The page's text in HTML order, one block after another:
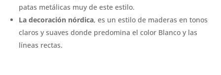
patas metálicas muy de este estilo.
La decoración nórdica, es un estilo de maderas en tonos
claros y suaves donde predomina el color Blanco y las
líneas rectas.